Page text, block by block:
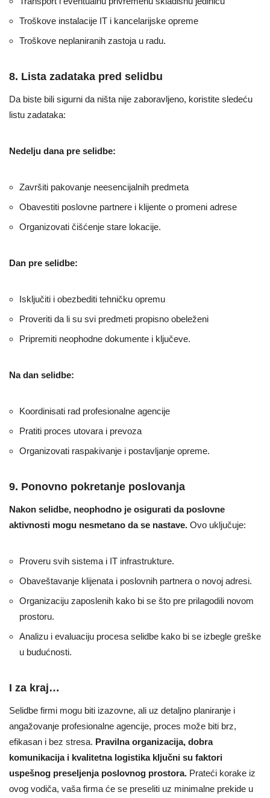
Troškove instalacije IT i kancelarijske opreme
Troškove neplaniranih zastoja u radu.
8. Lista zadataka pred selidbu
Da biste bili sigurni da ništa nije zaboravljeno, koristite sledeću
listu zadataka:
Nedelju dana pre selidbe:
Završiti pakovanje neesencijalnih predmeta
Obavestiti poslovne partnere i klijente o promeni adrese
Organizovati čišćenje stare lokacije.
Dan pre selidbe:
Isključiti i obezbediti tehničku opremu
Proveriti da li su svi predmeti propisno obeleženi
Pripremiti neophodne dokumente i ključeve.
Na dan selidbe:
Koordinisati rad profesionalne agencije
Pratiti proces utovara i prevoza
Organizovati raspakivanje i postavljanje opreme.
9. Ponovno pokretanje poslovanja
Nakon selidbe, neophodno je osigurati da poslovne
aktivnosti mogu nesmetano da se nastave. Ovo uključuje:
Proveru svih sistema i IT infrastrukture.
Obaveštavanje klijenata i poslovnih partnera o novoj adresi.
Organizaciju zaposlenih kako bi se što pre prilagodili novom
prostoru.
Analizu i evaluaciju procesa selidbe kako bi se izbegle greške
u budućnosti.
I za kraj…
Selidbe firmi mogu biti izazovne, ali uz detaljno planiranje i
angažovanje profesionalne agencije, proces može biti brz,
efikasan i bez stresa. Pravilna organizacija, dobra
komunikacija i kvalitetna logistika ključni su faktori
uspešnog preseljenja poslovnog prostora. Prateći korake iz
ovog vodiča, vaša firma će se preseliti uz minimalne prekide u